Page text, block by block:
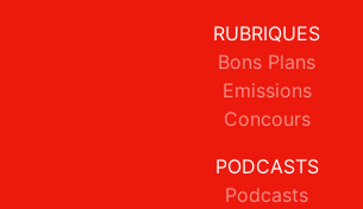
RUBRIQUES
Bons Plans
Emissions
Concours
PODCASTS
Podcasts